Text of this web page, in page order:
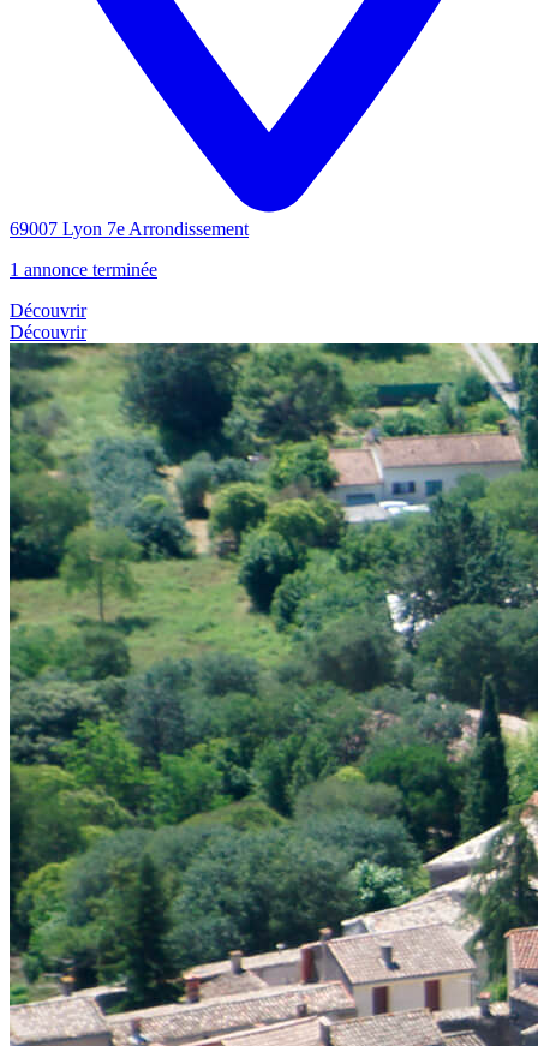
69007 Lyon 7e Arrondissement
1 annonce terminée
Découvrir
Découvrir